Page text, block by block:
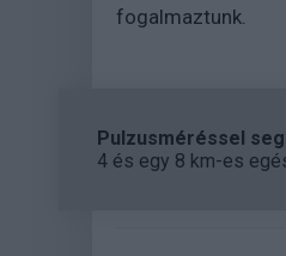
fogalmaztunk.
Pulzusméréssel
4 és egy 8 km-es